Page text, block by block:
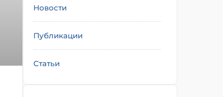
Новости
Публикации
Статьи